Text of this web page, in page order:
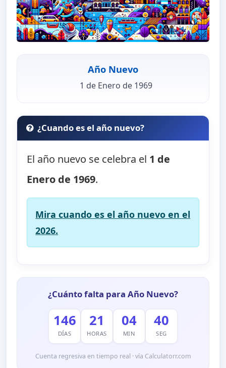
Año Nuevo
1 de Enero de 1969
¿Cuando es el año nuevo?
El año nuevo se celebra el 1 de
Enero de 1969.
Mira cuando es el año nuevo en el
2026.
¿Cuánto falta para Año Nuevo?
146
DÍAS
21
HORAS
04
MIN
39
SEG
Cuenta regresiva en tiempo real · vía Calculatorr.com